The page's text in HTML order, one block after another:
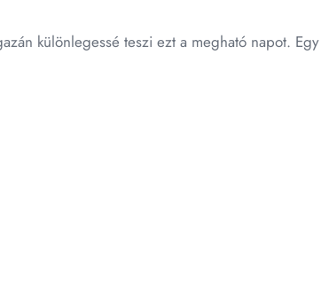
különlegessé teszi ezt a megható napot. Egy